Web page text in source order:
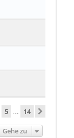
5 … 14
Gehe zu